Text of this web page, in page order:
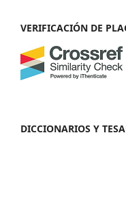
VERIFICACIÓN DE
DICCIONARIOS Y